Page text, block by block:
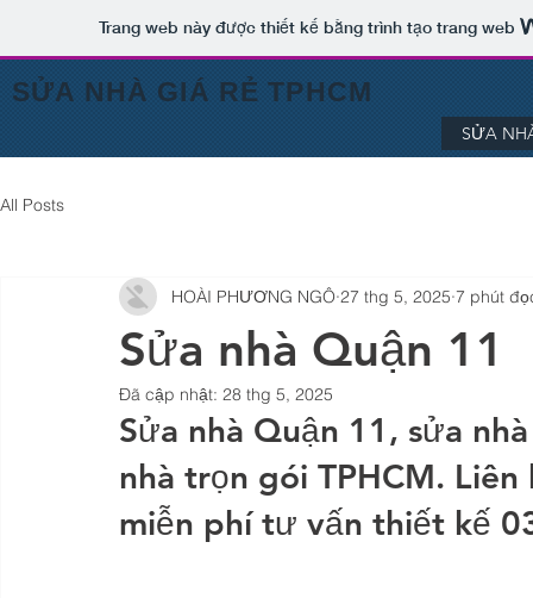
Trang web này được thiết kế bằng trình tạo trang web
SỬA NHÀ GIÁ RẺ TPHCM
SỬA
All Posts
Sửa nhà Quận 11
HOÀI PHƯƠNG NGÔ 27 thg 5, 2025 7 phút
Đã cập nhật: 28 thg 5, 2025
Sửa nhà Quận 11, sửa
nhà trọn gói TPHCM.
miễn phí tư vấn thiết kế